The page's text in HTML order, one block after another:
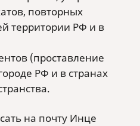
повторных
территории РФ и в
(проставление
РФ и в странах
на почту Инце